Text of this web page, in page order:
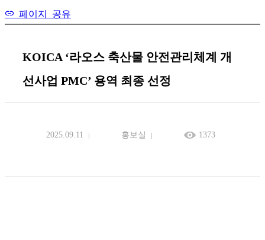
페이지 공유
KOICA ‘라오스 축산물 안전관리체계 개
선사업 PMC’ 용역 최종 선정
2025.09.11 홍보실 1373